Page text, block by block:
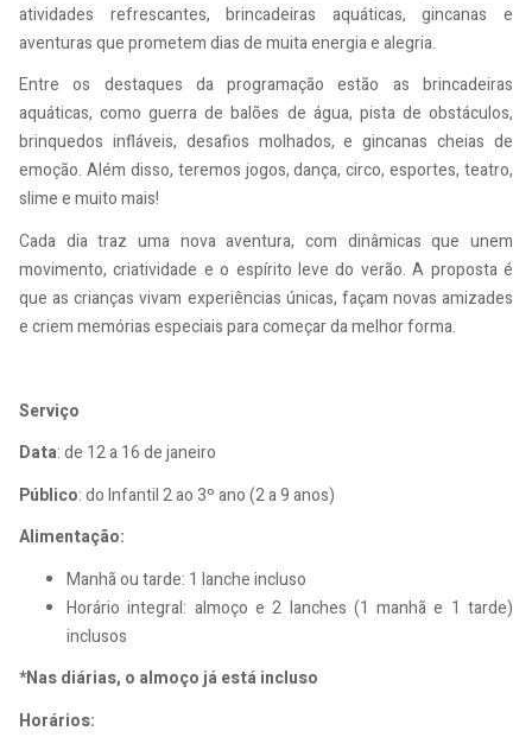
atividades refrescantes, brincadeiras aquáticas, gincanas e
aventuras que prometem dias de muita energia e alegria.
Entre os destaques da programação estão as brincadeiras
aquáticas, como guerra de balões de água, pista de obstáculos,
brinquedos infláveis, desafios molhados, e gincanas cheias de
emoção. Além disso, teremos jogos, dança, circo, esportes, teatro,
slime e muito mais!
Cada dia traz uma nova aventura, com dinâmicas que unem
movimento, criatividade e o espírito leve do verão. A proposta é
que as crianças vivam experiências únicas, façam novas amizades
e criem memórias especiais para começar da melhor forma.
Serviço
Data: de 12 a 16 de janeiro
Público: do Infantil 2 ao 3º ano (2 a 9 anos)
Alimentação:
Manhã ou tarde: 1 lanche incluso
Horário integral: almoço e 2 lanches (1 manhã e 1 tarde)
inclusos
*Nas diárias, o almoço já está incluso
Horários: